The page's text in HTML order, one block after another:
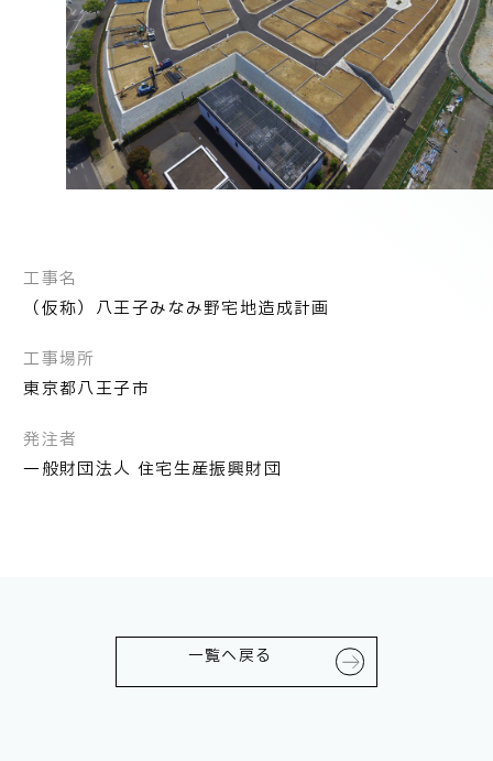
電子公告
TECHNICAL INFORMATION
技術情報
PRODUCT INFORMATION
製品情報
採用情報
お問い合わせ
工事名
（仮称）八王子みなみ野宅地造成計画
工事場所
東京都八王子市
発注者
一般財団法人 住宅生産振興財団
一覧へ戻る